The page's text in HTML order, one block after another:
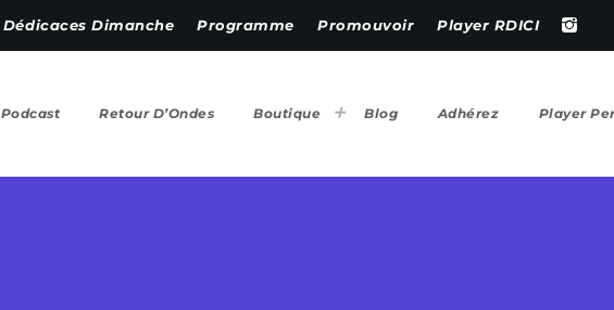
Dédicaces Dimanche Programme Promouvoir Player RDICI
Podcast Retour D’Ondes Boutique Blog Adhérez Player